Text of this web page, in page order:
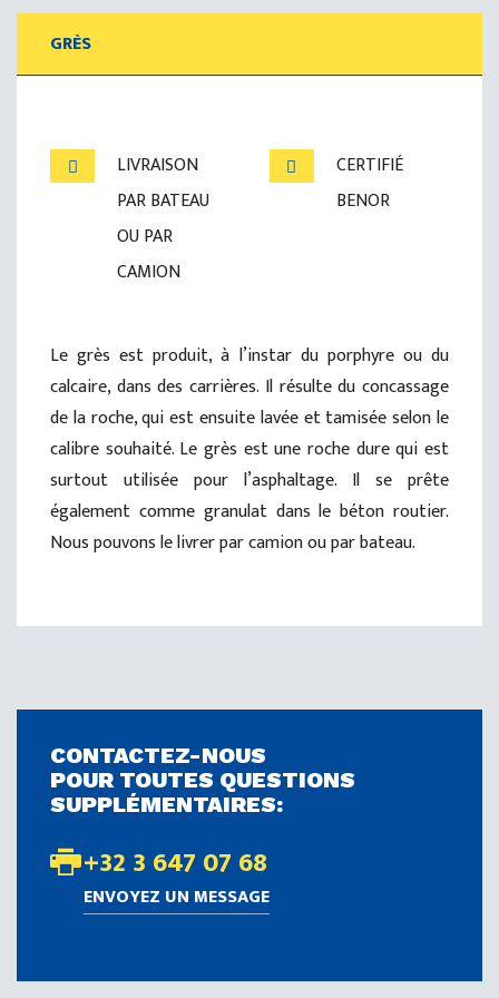
GRÈS
LIVRAISON
PAR BATEAU
OU PAR
CAMION
CERTIFIÉ
BENOR
Le grès est produit, à l’instar du porphyre ou du
calcaire, dans des carrières. Il résulte du concassage
de la roche, qui est ensuite lavée et tamisée selon le
calibre souhaité. Le grès est une roche dure qui est
surtout utilisée pour l’asphaltage. Il se prête
également comme granulat dans le béton routier.
Nous pouvons le livrer par camion ou par bateau.
CONTACTEZ-NOUS
POUR TOUTES QUESTIONS
SUPPLÉMENTAIRES:
+32 3 647 07 68
ENVOYEZ UN MESSAGE